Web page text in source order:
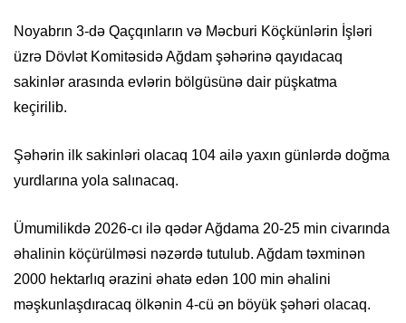
Noyabrın 3-də Qaçqınların və Məcburi Köçkünlərin İşləri
üzrə Dövlət Komitəsidə Ağdam şəhərinə qayıdacaq
sakinlər arasında evlərin bölgüsünə dair püşkatma
keçirilib.
Şəhərin ilk sakinləri olacaq 104 ailə yaxın günlərdə doğma
yurdlarına yola salınacaq.
Ümumilikdə 2026-cı ilə qədər Ağdama 20-25 min civarında
əhalinin köçürülməsi nəzərdə tutulub. Ağdam təxminən
2000 hektarlıq ərazini əhatə edən 100 min əhalini
məşkunlaşdıracaq ölkənin 4-cü ən böyük şəhəri olacaq.